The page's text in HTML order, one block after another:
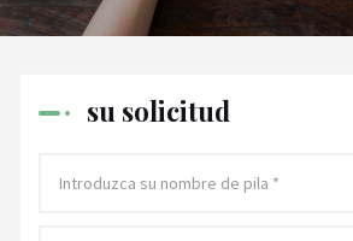
su solicitud